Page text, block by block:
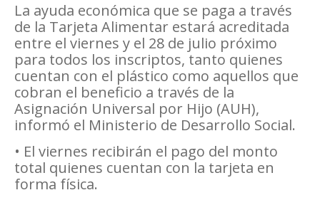
La ayuda económica que se paga a través
de la Tarjeta Alimentar estará acreditada
entre el viernes y el 28 de julio próximo
para todos los inscriptos, tanto quienes
cuentan con el plástico como aquellos que
cobran el beneficio a través de la
Asignación Universal por Hijo (AUH),
informó el Ministerio de Desarrollo Social.
• El viernes recibirán el pago del monto
total quienes cuentan con la tarjeta en
forma física.